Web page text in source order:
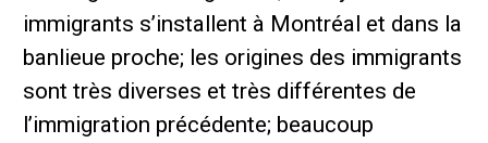
immigrants s’installent à Montréal et dans la
banlieue proche; les origines des immigrants
sont très diverses et très différentes de
l’immigration précédente; beaucoup